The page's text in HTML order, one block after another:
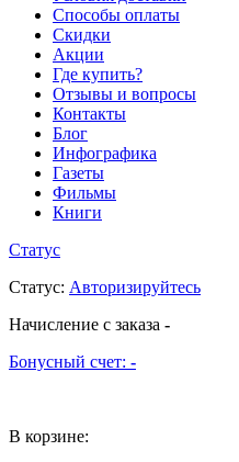
Способы оплаты
Скидки
Акции
Где купить?
Отзывы и вопросы
Контакты
Блог
Инфографика
Газеты
Фильмы
Книги
Статус
Статус: Авторизируйтесь
Начисление с заказа -
Бонусный счет: -
В корзине: